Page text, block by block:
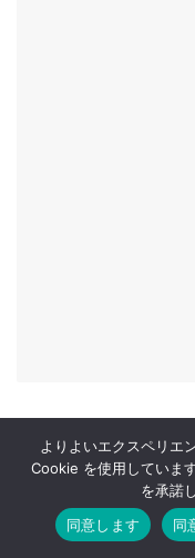
COMMENT
ホーム お問い
よりよいエクスペリエ
Cookie を使用していま
を承諾
同意します
同